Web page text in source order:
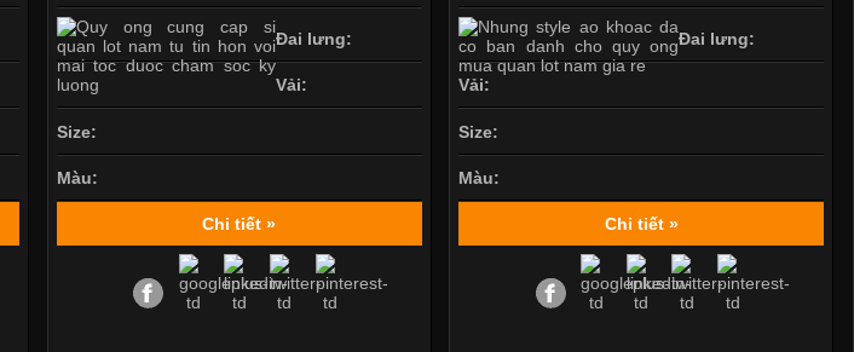
Đai lưng:
Vải:
Size:
Màu:
Chi tiết »
Đai lưng:
Vải:
Size:
Màu:
Chi tiết »
Mẫu quần short quần lót nam nữ hè thu 2017